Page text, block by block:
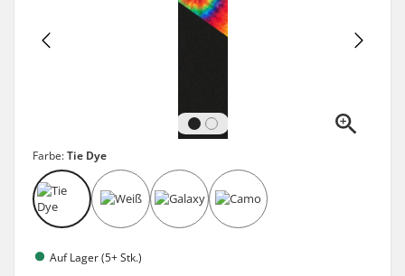
Farbe:Tie Dye
Auf Lager (5+ Stk.)